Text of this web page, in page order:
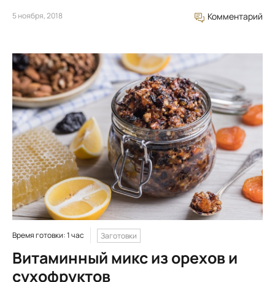
5 ноября, 2018 Комментарий
Время готовки: 1 час Заготовки
Витаминный микс из орехов и
сухофруктов